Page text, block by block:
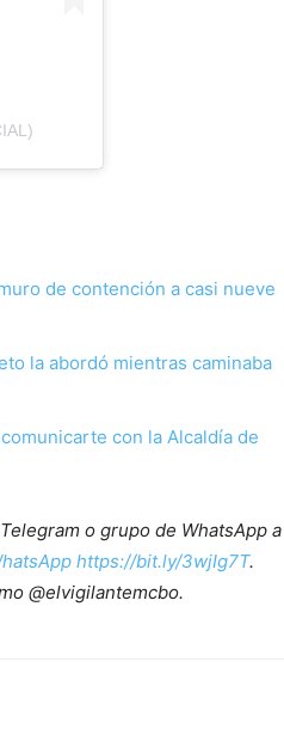
de contención a casi nueve
la abordó mientras caminaba
con la Alcaldía de
o grupo de WhatsApp a
https://bit.ly/3wjIg7T.
@elvigilantemcbo.